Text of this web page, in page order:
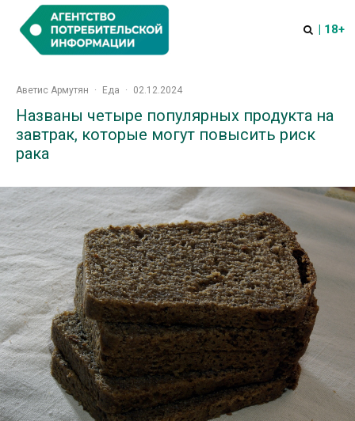
| 18+
Аветис Армутян · Еда · 02.12.2024
Названы четыре популярных продукта на
завтрак, которые могут повысить риск
рака